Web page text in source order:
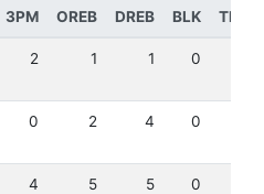
3PM OREB DREB BLK TEH
2 1 1 0
0 2 4 0
4 5 5 0